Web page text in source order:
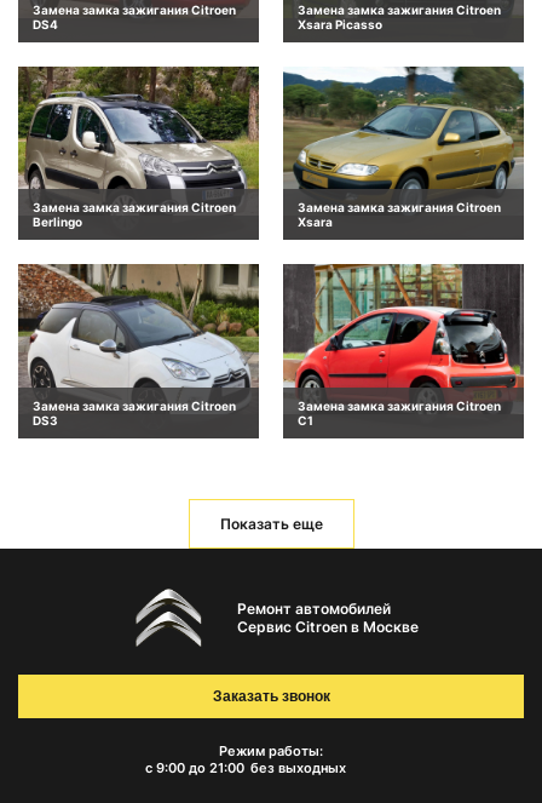
Замена замка зажигания Citroen
DS4
Замена замка зажигания Citroen
Xsara Picasso
Замена замка зажигания Citroen
Berlingo
Замена замка зажигания Citroen
Xsara
Замена замка зажигания Citroen
DS3
Замена замка зажигания Citroen
C1
Показать еще
Ремонт автомобилей
Сервис Citroen в Москве
Режим работы:
с 9:00 до 21:00 без выходных
Заказать звонок